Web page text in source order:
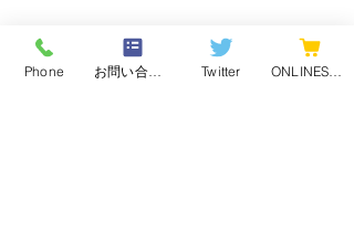
最新記事
Phone お問い合わせフォーム Twitter